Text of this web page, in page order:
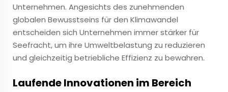
Unternehmen. Angesichts des zunehmenden
globalen Bewusstseins für den Klimawandel
entscheiden sich Unternehmen immer stärker für
Seefracht, um ihre Umweltbelastung zu reduzieren
und gleichzeitig betriebliche Effizienz zu bewahren.
Laufende Innovationen im Bereich